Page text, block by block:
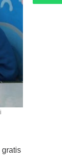
gratis